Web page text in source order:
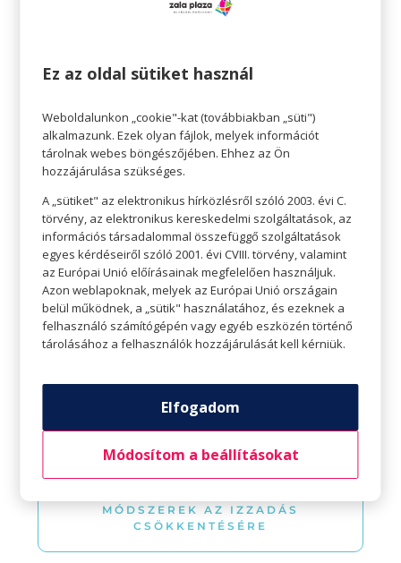
TIPPEK A TÖKÉLETES GRILLEZÉSHEZ
MÓDSZEREK AZ IZZADÁS
CSÖKKENTÉSÉRE
Ez az oldal sütiket használ
Weboldalunkon „cookie"-kat (továbbiakban „süti")
alkalmazunk. Ezek olyan fájlok, melyek információt
tárolnak webes böngészőjében. Ehhez az Ön
hozzájárulása szükséges.
A „sütiket" az elektronikus hírközlésről szóló 2003. évi C.
törvény, az elektronikus kereskedelmi szolgáltatások, az
információs társadalommal összefüggő szolgáltatások
egyes kérdéseiről szóló 2001. évi CVIII. törvény, valamint
az Európai Unió előírásainak megfelelően használjuk.
Azon weblapoknak, melyek az Európai Unió országain
belül működnek, a „sütik" használatához, és ezeknek a
felhasználó számítógépén vagy egyéb eszközén történő
tárolásához a felhasználók hozzájárulását kell kérniük.
Elfogadom
Módosítom a beállításokat